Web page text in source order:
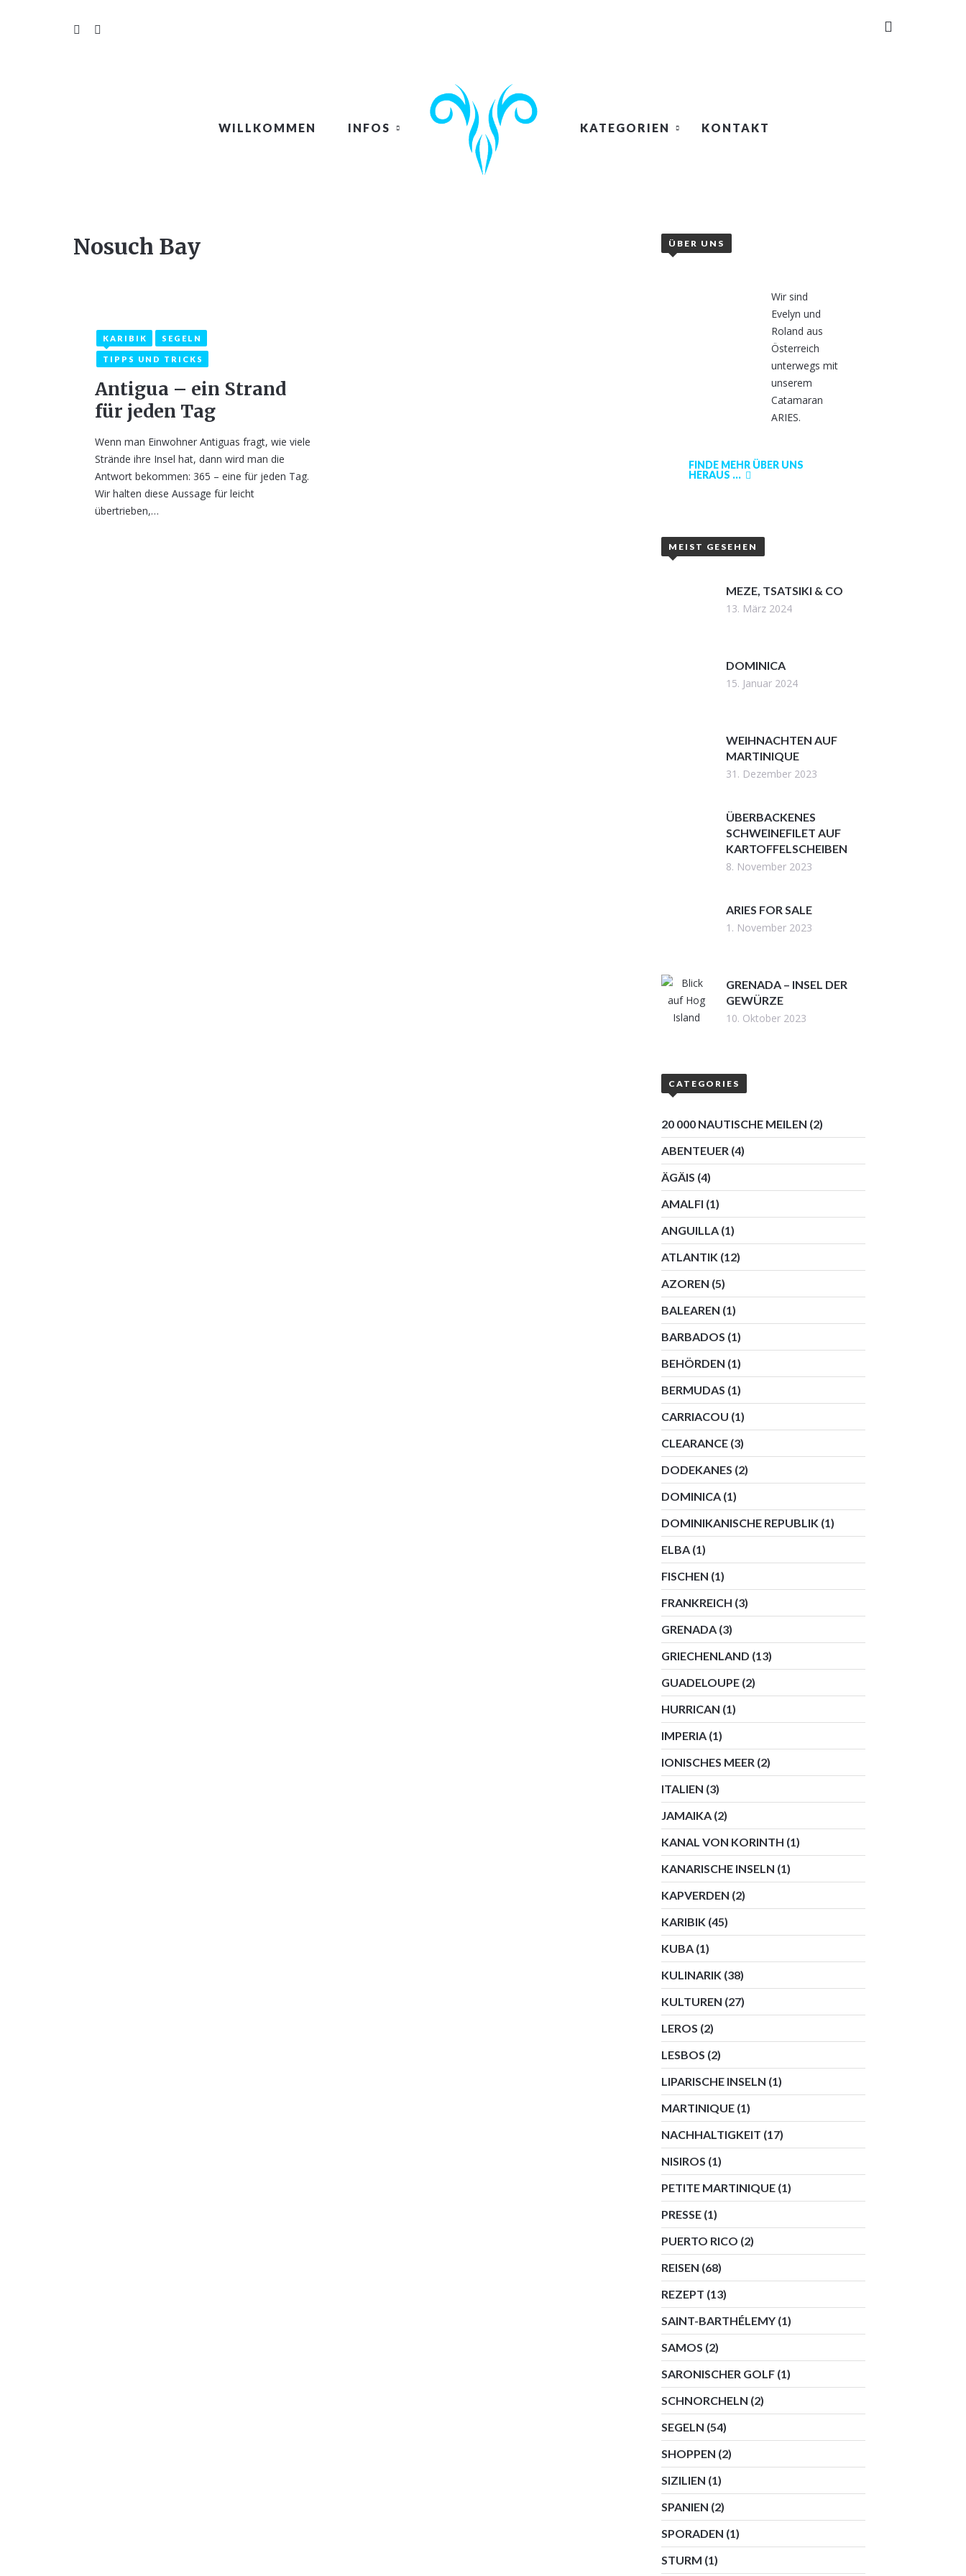
WILLKOMMEN INFOS KATEGORIEN KONTAKT
ÜBER UNS
Wir sind
Evelyn und
Roland aus
Österreich
unterwegs mit
unserem
Catamaran
ARIES.
FINDE MEHR ÜBER UNS
HERAUS ...
MEIST GESEHEN
MEZE, TSATSIKI & CO
13. März 2024
DOMINICA
15. Januar 2024
WEIHNACHTEN AUF
MARTINIQUE
31. Dezember 2023
ÜBERBACKENES
SCHWEINEFILET AUF
KARTOFFELSCHEIBEN
8. November 2023
ARIES FOR SALE
1. November 2023
GRENADA – INSEL DER
GEWÜRZE
10. Oktober 2023
CATEGORIES
20 000 NAUTISCHE MEILEN (2)
ABENTEUER (4)
ÄGÄIS (4)
AMALFI (1)
ANGUILLA (1)
ATLANTIK (12)
AZOREN (5)
BALEAREN (1)
BARBADOS (1)
BEHÖRDEN (1)
BERMUDAS (1)
CARRIACOU (1)
CLEARANCE (3)
DODEKANES (2)
DOMINICA (1)
DOMINIKANISCHE REPUBLIK (1)
ELBA (1)
FISCHEN (1)
FRANKREICH (3)
GRENADA (3)
GRIECHENLAND (13)
GUADELOUPE (2)
HURRICAN (1)
IMPERIA (1)
IONISCHES MEER (2)
ITALIEN (3)
JAMAIKA (2)
KANAL VON KORINTH (1)
KANARISCHE INSELN (1)
KAPVERDEN (2)
KARIBIK (45)
KUBA (1)
KULINARIK (38)
KULTUREN (27)
LEROS (2)
LESBOS (2)
LIPARISCHE INSELN (1)
MARTINIQUE (1)
NACHHALTIGKEIT (17)
NISIROS (1)
PETITE MARTINIQUE (1)
PRESSE (1)
PUERTO RICO (2)
REISEN (68)
REZEPT (13)
SAINT-BARTHÉLEMY (1)
SAMOS (2)
SARONISCHER GOLF (1)
SCHNORCHELN (2)
SEGELN (54)
SHOPPEN (2)
SIZILIEN (1)
SPANIEN (2)
SPORADEN (1)
STURM (1)
Nosuch Bay
2. April 2021
KARIBIK SEGELN
TIPPS UND TRICKS
Antigua – ein Strand
für jeden Tag
Wenn man Einwohner Antiguas fragt, wie viele
Strände ihre Insel hat, dann wird man die
Antwort bekommen: 365 – eine für jeden Tag.
Wir halten diese Aussage für leicht
übertrieben,…